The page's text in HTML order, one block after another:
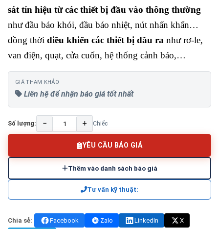
sát tín hiệu từ các thiết bị đầu vào thông thường
như đầu báo khói, đầu báo nhiệt, nút nhấn khẩn…
đồng thời điều khiển các thiết bị đầu ra như rơ-le,
van điện, quạt, cửa cuốn, hệ thống cảnh báo,…
GIÁ THAM KHẢO
Liên hệ để nhận báo giá tốt nhất
Số lượng: − + Chiếc
YÊU CẦU BÁO GIÁ
Thêm vào danh sách báo giá
Tư vấn kỹ thuật:
Chia sẻ: Facebook Zalo LinkedIn
X